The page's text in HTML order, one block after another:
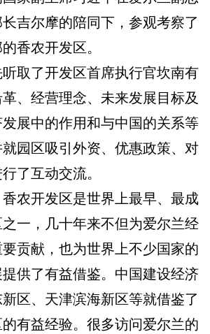
吉尔摩的陪同下，参观考察了
香农开发区。
了开发区首席执行官坎南有
、经营理念、未来发展目标及
展中的作用和与中国的关系等
园区吸引外资、优惠政策、对
了互动交流。
开发区是世界上最早、最成
一，几十年来不但为爱尔兰经
贡献，也为世界上不少国家的
供了有益借鉴。中国建设经济
区、天津滨海新区等就借鉴了
有益经验。很多访问爱尔兰的